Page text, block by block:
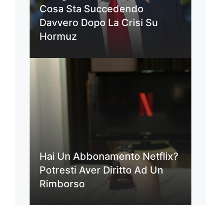
Cosa Sta Succedendo
Davvero Dopo La Crisi Su
Hormuz
Hai Un Abbonamento Netflix?
Potresti Aver Diritto Ad Un
Rimborso